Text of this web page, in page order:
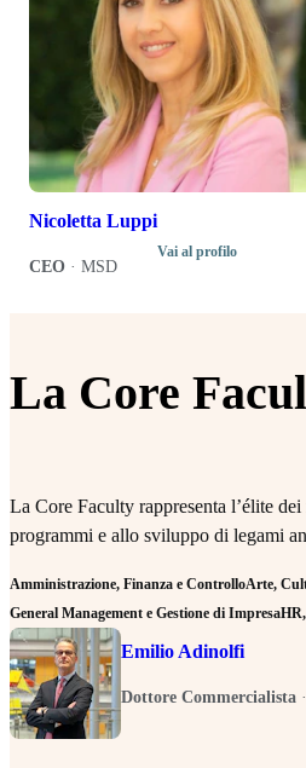
Nicoletta Luppi
CEO · MSD
Vai al profilo
La Core
La Core Faculty rappresenta l’élite
programmi e allo sviluppo di legami
Amministrazione, Finanza e ControlloArte,
General Management e Gestione di Impresa
Emilio Adinolfi
Dottore Commercialista ·